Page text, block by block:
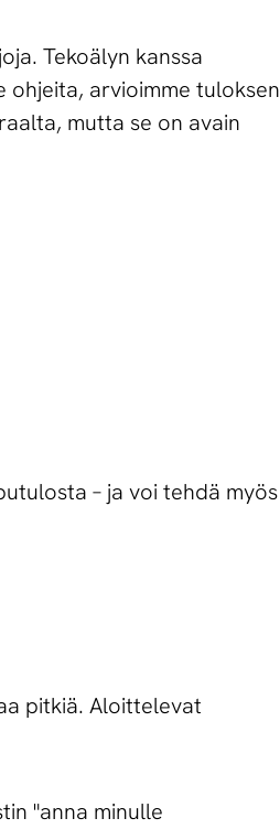
Tekoälyn kanssa
ohjeita, arvioimme tuloksen
mutta se on avain
– ja voi tehdä myös
pitkiä. Aloittelevat
"anna minulle